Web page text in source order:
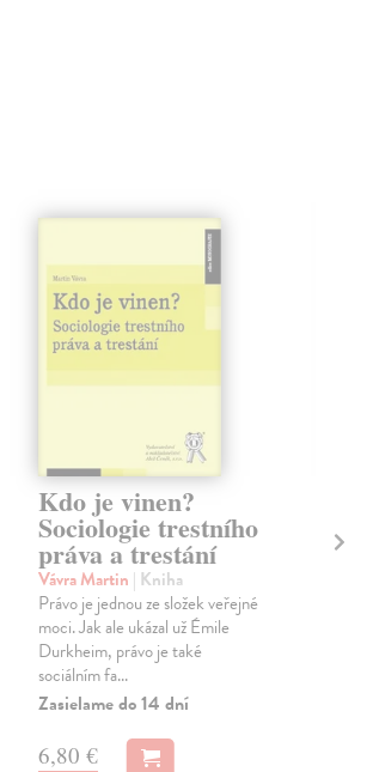
Kdo je vinen?
Sociologie trestního
práva a trestání
Vávra Martin | Kniha
Právo je jednou ze složek veřejné
moci. Jak ale ukázal už Émile
Durkheim, právo je také
sociálním fa...
Zasielame do 14 dní
6,80 €